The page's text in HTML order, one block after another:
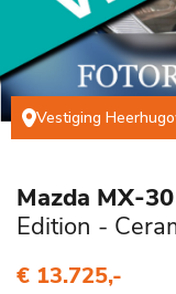
Vestiging
Mazda MX-30
Edition -
€ 13.725,-